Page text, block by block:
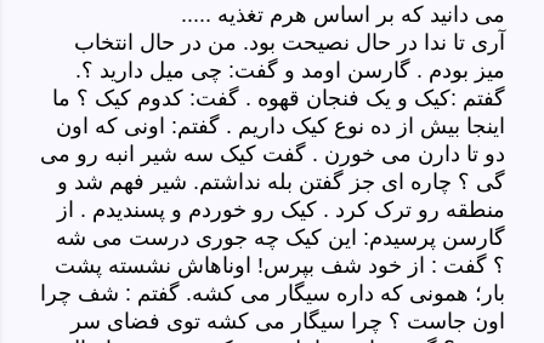
می دانید که بر اساس هرم تغذیه .....
آری تا ندا در حال نصیحت بود. من در حال انتخاب
میز بودم . گارسن اومد و گفت: چی میل دارید ؟.
گفتم :کیک و یک فنجان قهوه . گفت: کدوم کیک ؟ ما
اینجا بیش از ده نوع کیک داریم . گفتم: اونی که اون
دو تا دارن می خورن . گفت کیک سه شیر انبه رو می
گی ؟ چاره ای جز گفتن بله نداشتم. شیر فهم شد و
منطقه رو ترک کرد . کیک رو خوردم و پسندیدم . از
گارسن پرسیدم: این کیک چه جوری درست می شه
؟ گفت : از خود شف بپرس! اوناهاش نشسته پشت
بار؛ همونی که داره سیگار می کشه. گفتم : شف چرا
اون جاست ؟ چرا سیگار می کشه توی فضای سر